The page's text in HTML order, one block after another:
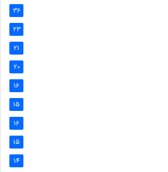
36
23
21
20
16
15
16
15
14